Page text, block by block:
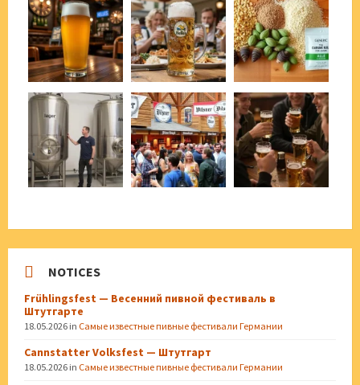
NOTICES
Frühlingsfest — Весенний пивной фестиваль в
Штутгарте
18.05.2026 in Самые известные пивные фестивали Германии
Cannstatter Volksfest — Штутгарт
18.05.2026 in Самые известные пивные фестивали Германии